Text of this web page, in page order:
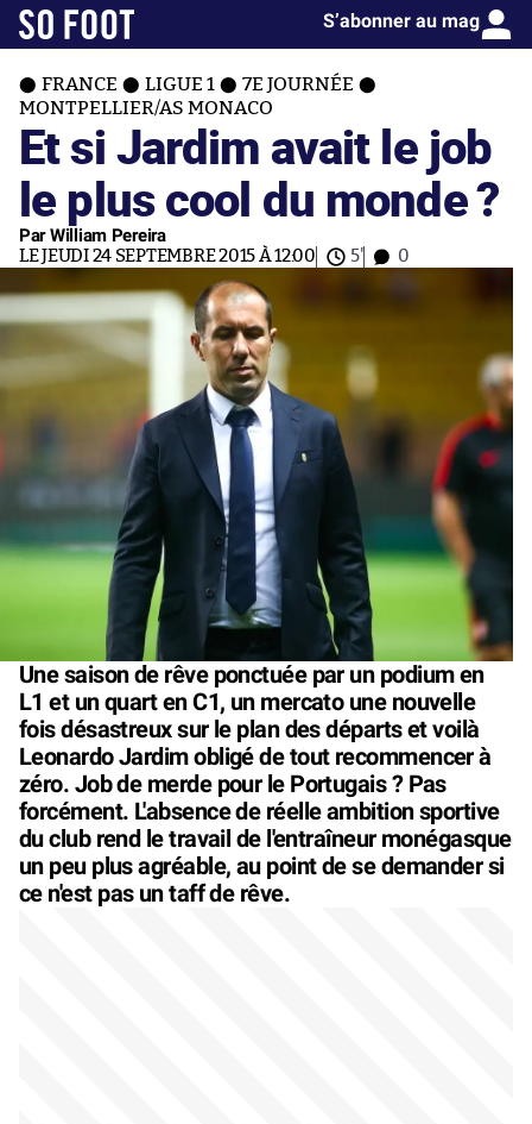
S’abonner au mag
FRANCE LIGUE 1
7E JOURNÉE
MONTPELLIER/AS MONACO
Et si Jardim avait le job
le plus cool du monde ?
Par William Pereira
LE JEUDI 24 SEPTEMBRE 2015 À 12:00 5' 0
Une saison de rêve ponctuée par un podium en
L1 et un quart en C1, un mercato une nouvelle
fois désastreux sur le plan des départs et voilà
Leonardo Jardim obligé de tout recommencer à
zéro. Job de merde pour le Portugais ? Pas
forcément. L'absence de réelle ambition sportive
du club rend le travail de l'entraîneur monégasque
un peu plus agréable, au point de se demander si
ce n'est pas un taff de rêve.